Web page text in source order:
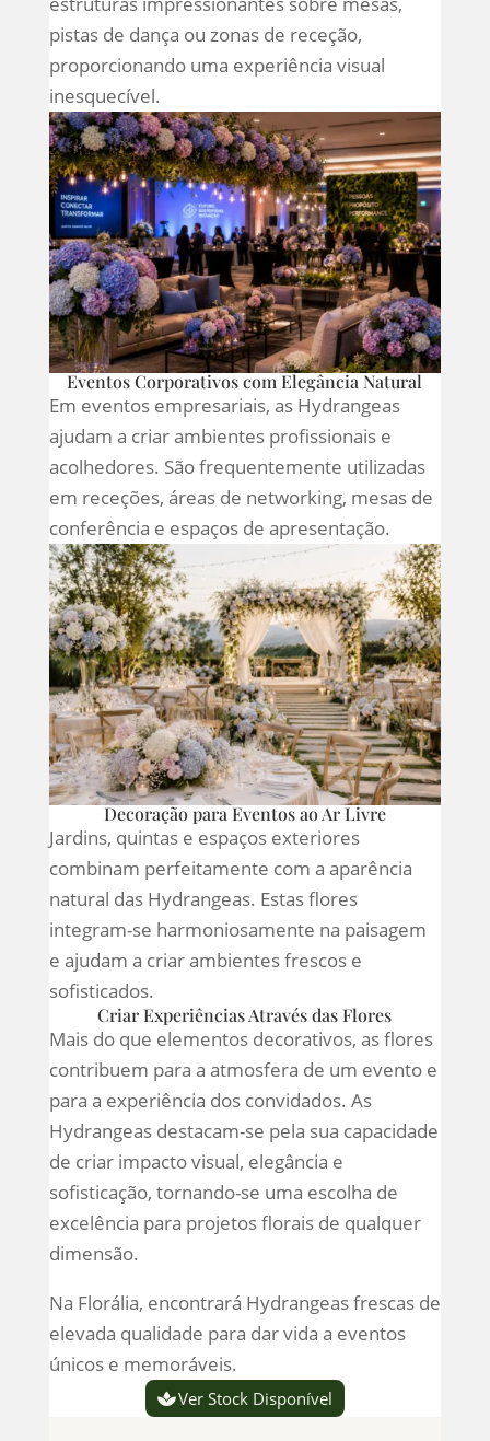
pistas de dança ou zonas de receção,
proporcionando uma experiência visual
inesquecível.
Eventos Corporativos com Elegância Natural
Em eventos empresariais, as Hydrangeas
ajudam a criar ambientes profissionais e
acolhedores. São frequentemente utilizadas
em receções, áreas de networking, mesas de
conferência e espaços de apresentação.
Decoração para Eventos ao Ar Livre
Jardins, quintas e espaços exteriores
combinam perfeitamente com a aparência
natural das Hydrangeas. Estas flores
integram-se harmoniosamente na paisagem
e ajudam a criar ambientes frescos e
sofisticados.
Criar Experiências Através das Flores
Mais do que elementos decorativos, as flores
contribuem para a atmosfera de um evento e
para a experiência dos convidados. As
Hydrangeas destacam-se pela sua capacidade
de criar impacto visual, elegância e
sofisticação, tornando-se uma escolha de
excelência para projetos florais de qualquer
dimensão.
Na Florália, encontrará Hydrangeas frescas de
elevada qualidade para dar vida a eventos
únicos e memoráveis.
Ver Stock Disponível